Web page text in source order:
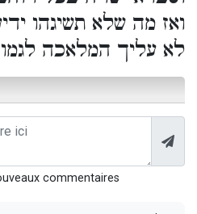
ואז מה שלא תשיגהו
לא עליך המלאכה
commentaires